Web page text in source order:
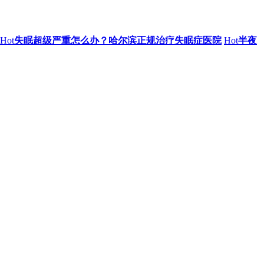
Hot失眠超级严重怎么办？哈尔滨正规治疗失眠症医院 Hot半夜